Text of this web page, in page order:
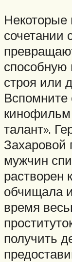
сочетании
способную
строя или
Вспомните
талант».
Захаровой
мужчин
растворен
обчищала
время
получить